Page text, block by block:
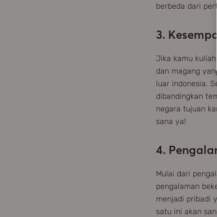
berbeda dari
3.
Jika kamu
dan magang
luar indonesia.
dibandingkan
negara tujuan
sana ya!
4.
Mulai dari
pengalaman
menjadi pribadi
satu ini akan